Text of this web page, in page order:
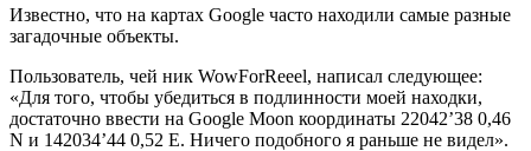
Известно, что на картах Google часто находили самые разные
загадочные объекты.
Пользователь, чей ник WowForReeel, написал следующее:
«Для того, чтобы убедиться в подлинности моей находки,
достаточно ввести на Google Moon координаты 22042’38 0,46
N и 142034’44 0,52 E. Ничего подобного я раньше не видел».